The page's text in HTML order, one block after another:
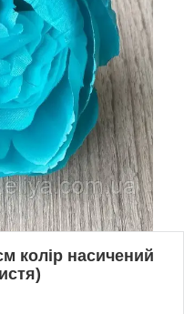
колір насичений